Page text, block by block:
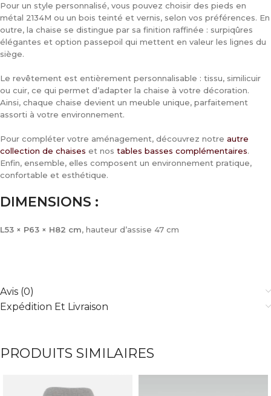
Pour un style personnalisé, vous pouvez choisir des pieds en
métal 2134M ou un bois teinté et vernis, selon vos préférences. En
outre, la chaise se distingue par sa finition raffinée : surpiqûres
élégantes et option passepoil qui mettent en valeur les lignes du
siège.
Le revêtement est entièrement personnalisable : tissu, similicuir
ou cuir, ce qui permet d’adapter la chaise à votre décoration.
Ainsi, chaque chaise devient un meuble unique, parfaitement
assorti à votre environnement.
Pour compléter votre aménagement, découvrez notre autre
collection de chaises et nos tables basses complémentaires.
Enfin, ensemble, elles composent un environnement pratique,
confortable et esthétique.
DIMENSIONS :
L53 × P63 × H82 cm, hauteur d’assise 47 cm
Avis (0)
Expédition Et Livraison
PRODUITS SIMILAIRES